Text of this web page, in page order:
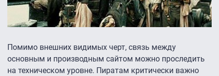
Помимо внешних видимых черт, связь между
основным и производным сайтом можно проследить
на техническом уровне. Пиратам критически важно